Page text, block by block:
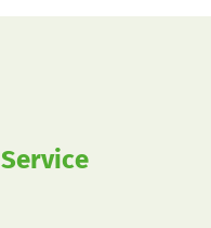
Service